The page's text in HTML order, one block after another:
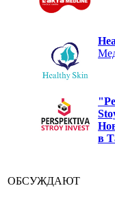
в
ОБСУЖДАЮТ